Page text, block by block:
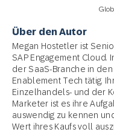
Über den Autor
Megan Hostetler ist
SAP Engagement Cloud.
der SaaS-Branche in
Enablement Tech tätig.
Einzelhandels- und der
Marketer ist es ihre
auswendig zu kennen
Wert ihres Kaufs voll